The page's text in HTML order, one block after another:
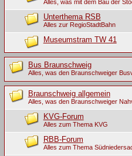
Alles, was mit dem Bau der
Unterthema RSB
Alles zur RegioStadtBahn
Museumstram TW 41
Bus Braunschweig
Alles, was den Braunschweiger
Braunschweig allgemein
Alles, was den Braunschweiger
KVG-Forum
Alles zum Thema KVG
RBB-Forum
Alles zum Thema